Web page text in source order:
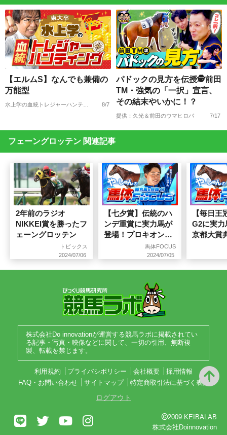
【エルムS】なんでも兼備の
万能型
8/7
パドックの見方を伝授🕵前田
TM・強気の「一択」宣言、
その結末やいかに！？
提供：久光＆前田のウマヒロバ 7/17
フェーングロッテン 関連記事
2年前のラジオ
NIKKEI賞を勝ったフ
ェーングロッテン
トピックス
2024/07/06
【七夕賞】伝統のハ
ンデ重賞に実力馬が
登場！プロキオンS
馬体FOCUS
2024/07/05
【毎日王
G2に実
京都大賞
株式会社Do innovationが運営する競馬ラボに掲載されてい
る記事・写真・映像などに関して、一切の引用、無断複
製、転載を禁じます。
利用規約 プライバシポリシー 会社概要
採用情報
FAQ・お問い合わせ
サイトマップ 特定商取引法に基づく表記
ログアウト
2009 KEIBALAB
株式会社Doinnovation